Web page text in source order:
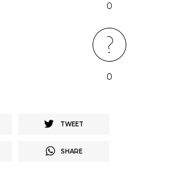
0
0
TWEET
SHARE